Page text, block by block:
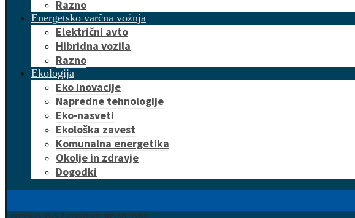
Razno
Energetsko varčna vožnja
Električni avto
Hibridna vozila
Razno
Ekologija
Eko inovacije
Napredne tehnologije
Eko-nasveti
Ekološka zavest
Komunalna energetika
Okolje in zdravje
Dogodki